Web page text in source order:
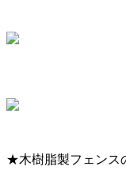
★木樹脂製フェンス